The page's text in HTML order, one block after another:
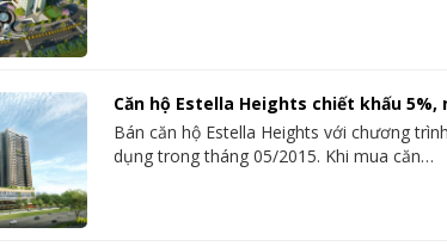
Căn hộ Estella Heights chiết khấu
Bán căn hộ Estella Heights với chương
dụng trong tháng 05/2015. Khi mua căn…